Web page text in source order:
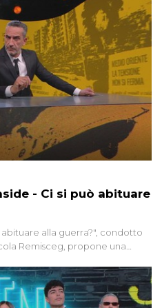
- Ci si può abituare
alla guerra?", condotto
Remisceg, propone una
diventata una realtà pervasiva.
coinvolta in conflitti armati, il
considerarla un fenomeno